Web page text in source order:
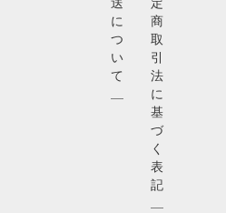
に
つ
い
て
商
取
引
法
に
基
づ
く
表
記